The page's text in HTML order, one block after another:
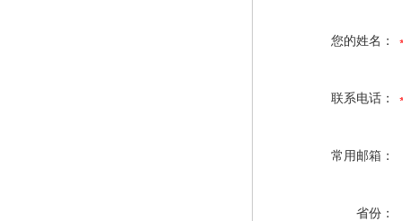
您的姓名：
联系电话：
常用邮箱：
省份：